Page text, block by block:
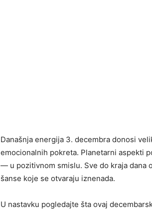
Današnja energija 3. decembra donosi
emocionalnih pokreta. Planetarni aspekti
— u pozitivnom smislu. Sve do kraja dana
šanse koje se otvaraju iznenada.
U nastavku pogledajte šta ovaj